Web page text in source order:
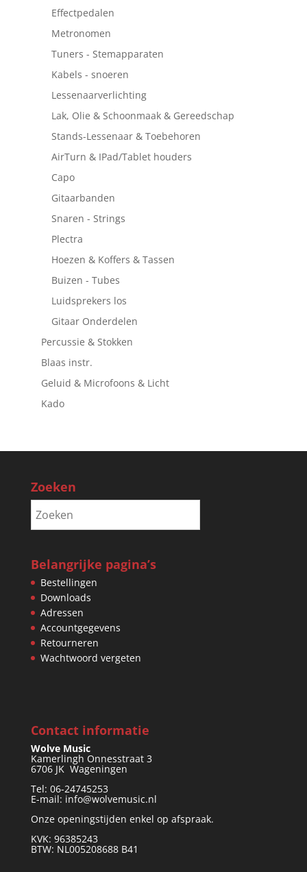
Effectpedalen
Metronomen
Tuners - Stemapparaten
Kabels - snoeren
Lessenaarverlichting
Lak, Olie & Schoonmaak & Gereedschap
Stands-Lessenaar & Toebehoren
AirTurn & IPad/Tablet houders
Capo
Gitaarbanden
Snaren - Strings
Plectra
Hoezen & Koffers & Tassen
Buizen - Tubes
Luidsprekers los
Gitaar Onderdelen
Percussie & Stokken
Blaas instr.
Geluid & Microfoons & Licht
Kado
Zoeken
Belangrijke pagina’s
Bestellingen
Downloads
Adressen
Accountgegevens
Retourneren
Wachtwoord vergeten
Contact informatie
Wolve Music
Kamerlingh Onnesstraat 3
6706 JK Wageningen
Tel: 06-24745253
E-mail: info@wolvemusic.nl
Onze openingstijden enkel op afspraak.
KVK: 96385243
BTW: NL005208688 B41